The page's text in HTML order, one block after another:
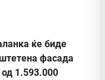
ќе биде
фасада
од 1.593.000